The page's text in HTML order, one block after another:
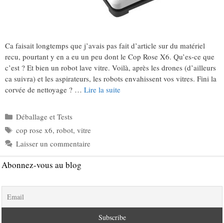
Ca faisait longtemps que j’avais pas fait d’article sur du matériel
recu, pourtant y en a eu un peu dont le Cop Rose X6. Qu’es-ce que
c’est ? Et bien un robot lave vitre. Voilà, après les drones (d’ailleurs
ca suivra) et les aspirateurs, les robots envahissent vos vitres. Fini la
corvée de nettoyage ? … Lire la suite
Catégories
Déballage et Tests
Étiquettes
cop rose x6, robot, vitre
Laisser un commentaire
Abonnez-vous au blog